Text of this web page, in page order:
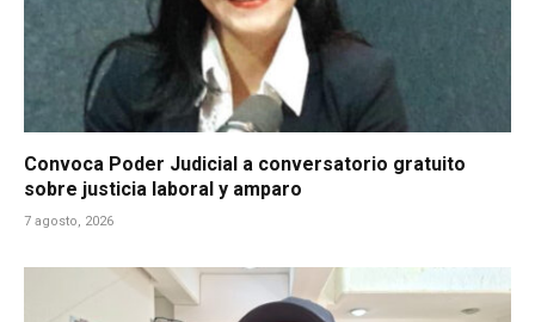
Convoca Poder Judicial a conversatorio gratuito
sobre justicia laboral y amparo
7 agosto, 2026